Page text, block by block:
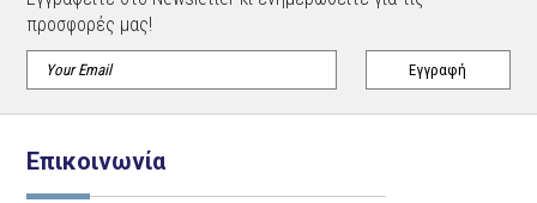
προσφορές μας!
Επικοινωνία